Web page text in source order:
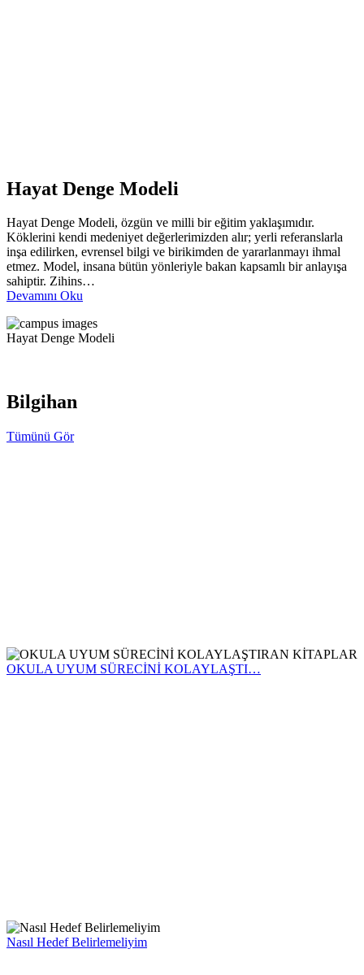
Hayat Denge Modeli
Hayat Denge Modeli, özgün ve milli bir eğitim yaklaşımıdır.
Köklerini kendi medeniyet değerlerimizden alır; yerli referanslarla
inşa edilirken, evrensel bilgi ve birikimden de yararlanmayı ihmal
etmez. Model, insana bütün yönleriyle bakan kapsamlı bir anlayışa
sahiptir. Zihins…
Devamını Oku
Hayat Denge Modeli
Bilgihan
Tümünü Gör
OKULA UYUM SÜRECİNİ KOLAYLAŞTI…
Nasıl Hedef Belirlemeliyim